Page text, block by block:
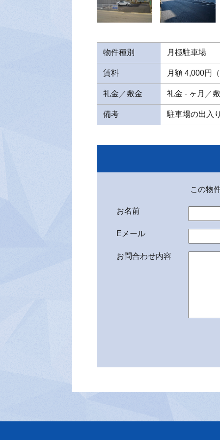
物件種別 月極駐車場
賃料 月額 4,000円
礼金／敷金 礼金 - ヶ月／
備考 駐車場の出入
この物
お名前
Eメール
お問合わせ内容